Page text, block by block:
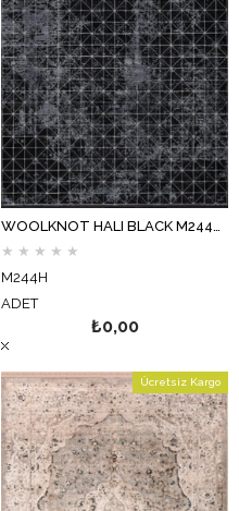
WOOLKNOT HALI BLACK M244H SİYAH
★ ★ ★ ★ ★
M244H
ADET
₺0,00
Ücretsiz Kargo